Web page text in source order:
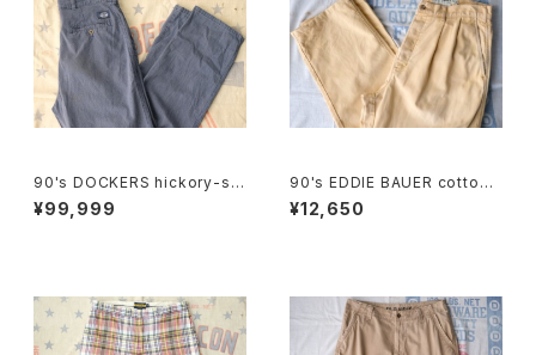
90's DOCKERS hickory-stri
pe one-tuck Pants "Made i
n U.S.A."
¥99,999
90's EDDIE BAUER cotton-
duck 2-tuck Pants
¥12,650